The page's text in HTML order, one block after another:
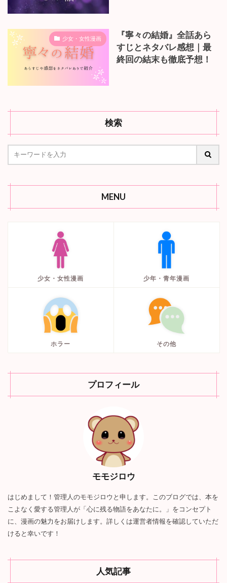
少女・女性漫画
『寧々の結婚』全話あら
すじとネタバレ感想｜最
終回の結末も徹底予想！
検索
MENU
少女・女性漫画 少年・青年漫画
ホラー その他
プロフィール
モモジロウ
はじめまして！管理人のモモジロウと申します。このブログでは、本を
こよなく愛する管理人が「心に残る物語をあなたに。」をコンセプト
に、漫画の魅力をお届けします。詳しくは運営者情報を確認していただ
けると幸いです！
人気記事